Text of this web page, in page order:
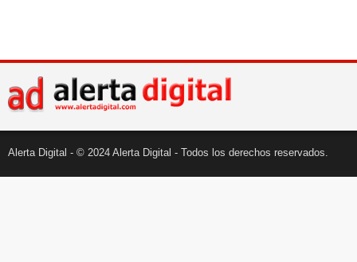
Alerta Digital - © 2024 Alerta Digital - Todos los derechos reservados.